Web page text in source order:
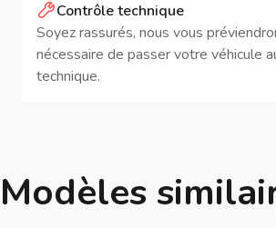
Modèles
Contrôle technique
Soyez rassurés, nous vous
nécessaire de passer votre véhicule
technique.